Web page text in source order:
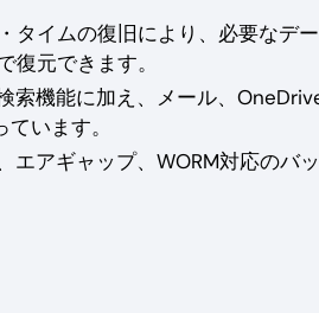
タイムの復旧により、必要なデ
元できます。
索機能に加え、メール、
います。
エアギャップ、WORM対応のバ